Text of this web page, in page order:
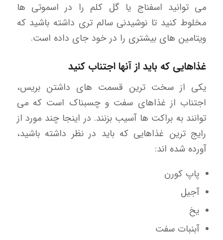
می توانید اسفناج یا گل کلم را در اسموتی ها
مخلوط کنید تا نوشیدنی سالم تری داشته باشید که
ویتامین های بیشتری را در خود جای داده است.
غذاهایی که باید از آنها اجتناب کنید
یکی از سخت ترین قسمت های داشتن بریس،
اجتناب از غذاهای سفت و چسبناک است که می
توانند به براکت ها آسیب بزنند. در اینجا چند مورد از
رایج ترین غذاهایی که باید در نظر داشته باشید،
آورده شده اند:
پاپ کورن
آجیل
یخ
آبنبات سفت